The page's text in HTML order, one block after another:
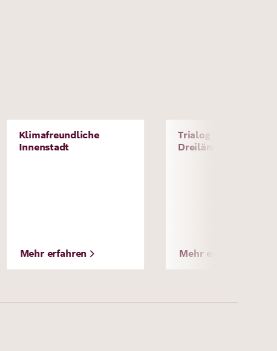
Projekt
Klimafreundliche
Innenstadt
Mehr erfahren
Projekt
Trialog im
Dreiländereck
Mehr erfahren